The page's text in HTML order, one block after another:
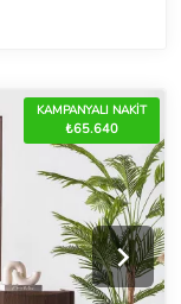
KAMPANYALI NAKİT
₺65.640